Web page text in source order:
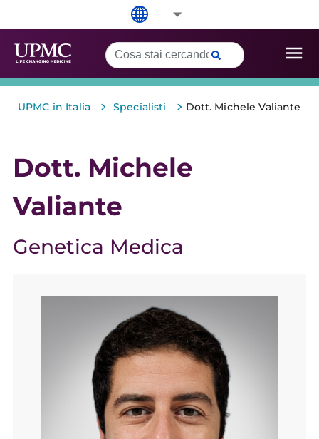
UPMC in Italia > Specialisti > Dott. Michele Valiante
Dott. Michele
Valiante
Genetica Medica